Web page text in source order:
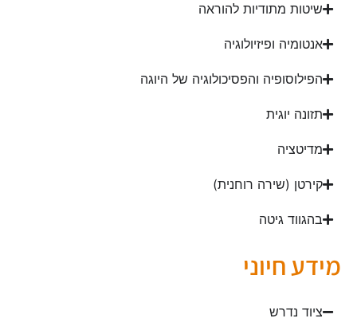
שיטות מתודיות להוראה
אנטומיה ופיזיולוגיה
הפילוסופיה והפסיכולוגיה של היוגה
תזונה יוגית
מדיטציה
קירטן (שירה רוחנית)
בהגווד גיטה
מידע חיוני
ציוד נדרש